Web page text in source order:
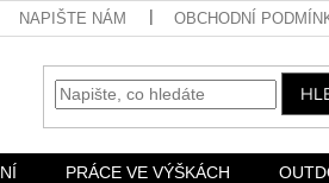
NAPIŠTE NÁM OBCHODNÍ
PRÁCE VE VÝŠKÁCH